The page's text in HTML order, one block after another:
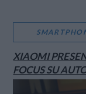
XIAOMI
FOCUS SU